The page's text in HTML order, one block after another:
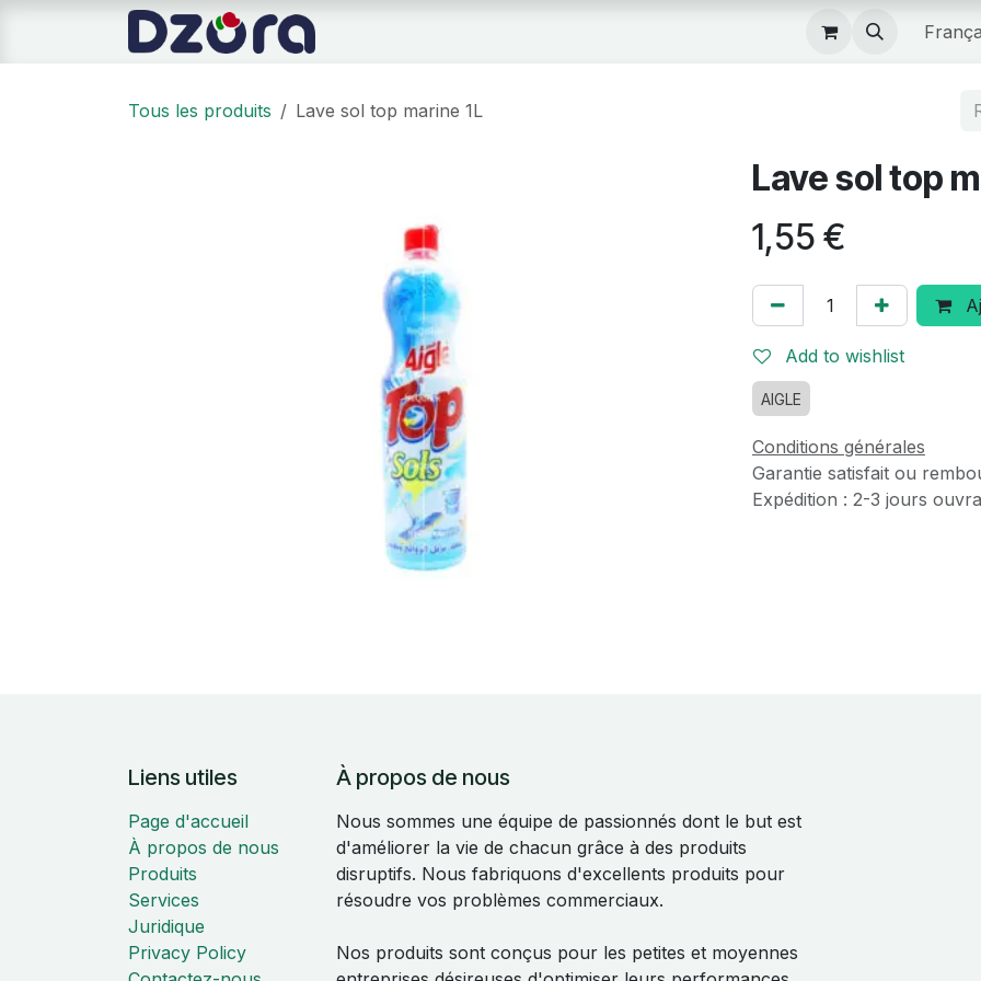
Se rendre au contenu
Tous les produits Lave sol top marine 1L
Lave sol top
1,55 €
Add to wishlist
AIGLE
Conditions générales
Garantie satisfait ou
Expédition : 2-3 jours
Liens utiles
Page d'accueil
À propos de nous
Produits
Services
Juridique
Privacy Policy
À propos de nous
Nous sommes une équipe de passionnés dont le but est
d'améliorer la vie de chacun grâce à des produits
disruptifs. Nous fabriquons d'excellents produits pour
résoudre vos problèmes commerciaux.
Nos produits sont conçus pour les petites et moyennes